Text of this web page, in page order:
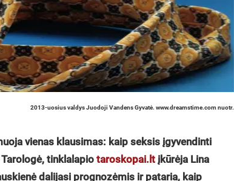
2013-uosius valdys Juodoji Vandens Gyvatė. www.dreamstime.com nuotr.
vienas klausimas: kaip seksis įgyvendinti
tinklalapiotaroskopai.lt įkūrėja Lina
dalijasi prognozėmis ir pataria, kaip